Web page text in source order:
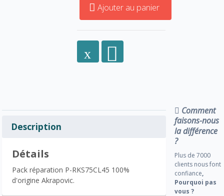
Ajouter au panier
Description
Détails
Pack réparation P-RKS75CL45 100%
d'origine Akrapovic.
Comment
faisons-nous
la différence
?
Plus de 7000
clients nous font
confiance,
Pourquoi pas
vous ?